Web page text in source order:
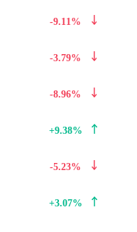
-9.11%
-3.79%
-8.96%
+9.38%
-5.23%
+3.07%